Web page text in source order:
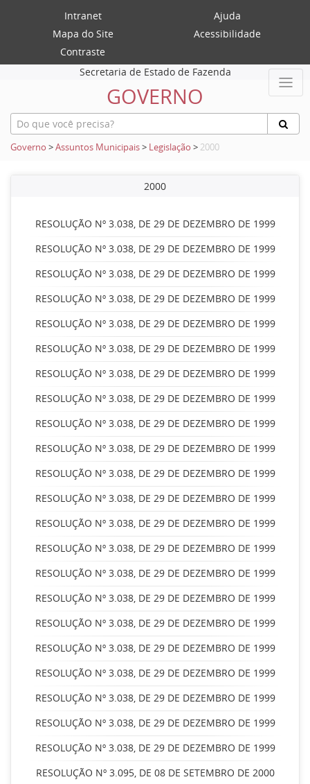
Intranet
Ajuda
Mapa do Site
Acessibilidade
Contraste
Secretaria de Estado de Fazenda
GOVERNO
Governo >Assuntos Municipais> Legislação > 2000
2000
RESOLUÇÃO Nº 3.038, DE 29 DE DEZEMBRO DE 1999
RESOLUÇÃO Nº 3.038, DE 29 DE DEZEMBRO DE 1999
RESOLUÇÃO Nº 3.038, DE 29 DE DEZEMBRO DE 1999
RESOLUÇÃO Nº 3.038, DE 29 DE DEZEMBRO DE 1999
RESOLUÇÃO Nº 3.038, DE 29 DE DEZEMBRO DE 1999
RESOLUÇÃO Nº 3.038, DE 29 DE DEZEMBRO DE 1999
RESOLUÇÃO Nº 3.038, DE 29 DE DEZEMBRO DE 1999
RESOLUÇÃO Nº 3.038, DE 29 DE DEZEMBRO DE 1999
RESOLUÇÃO Nº 3.038, DE 29 DE DEZEMBRO DE 1999
RESOLUÇÃO Nº 3.038, DE 29 DE DEZEMBRO DE 1999
RESOLUÇÃO Nº 3.038, DE 29 DE DEZEMBRO DE 1999
RESOLUÇÃO Nº 3.038, DE 29 DE DEZEMBRO DE 1999
RESOLUÇÃO Nº 3.038, DE 29 DE DEZEMBRO DE 1999
RESOLUÇÃO Nº 3.038, DE 29 DE DEZEMBRO DE 1999
RESOLUÇÃO Nº 3.038, DE 29 DE DEZEMBRO DE 1999
RESOLUÇÃO Nº 3.038, DE 29 DE DEZEMBRO DE 1999
RESOLUÇÃO Nº 3.038, DE 29 DE DEZEMBRO DE 1999
RESOLUÇÃO Nº 3.038, DE 29 DE DEZEMBRO DE 1999
RESOLUÇÃO Nº 3.038, DE 29 DE DEZEMBRO DE 1999
RESOLUÇÃO Nº 3.038, DE 29 DE DEZEMBRO DE 1999
RESOLUÇÃO Nº 3.038, DE 29 DE DEZEMBRO DE 1999
RESOLUÇÃO Nº 3.038, DE 29 DE DEZEMBRO DE 1999
RESOLUÇÃO Nº 3.095, DE 08 DE SETEMBRO DE 2000